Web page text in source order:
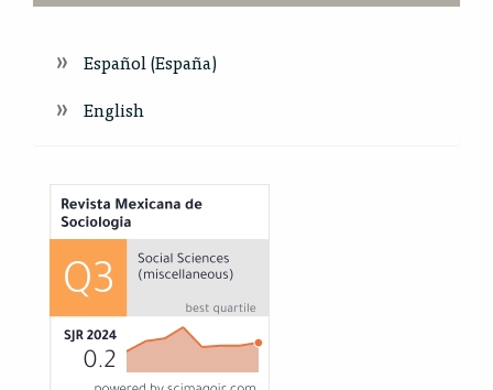
Español (España)
English
Index